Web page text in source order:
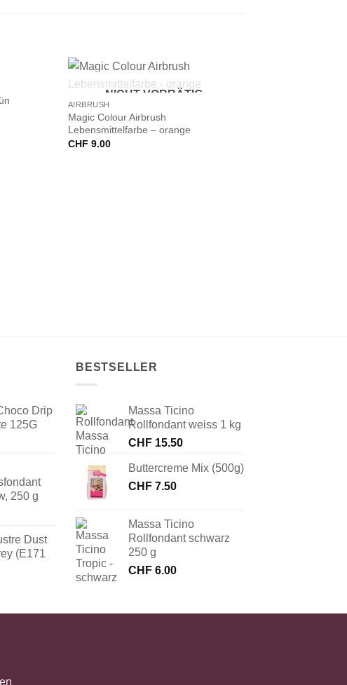
NICHT VORRÄTIG
AIRBRUSH
Magic Colour Airbrush
Lebensmittelfarbe – orange
CHF 9.00
Drip
125G
250 g
Dust
(E171
BESTSELLER
Massa Ticino
Rollfondant weiss 1 kg
CHF 15.50
Buttercreme Mix (500g)
CHF 7.50
Massa Ticino
Rollfondant schwarz
250 g
CHF 6.00